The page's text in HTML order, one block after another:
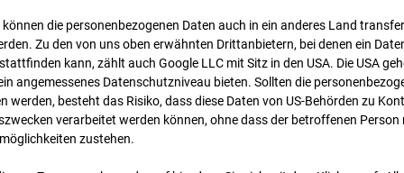
Bpl 5B – 96WE -
können die personenbezogenen Daten auch in ein anderes Land
Zu den von uns oben erwähnten Drittanbietern, bei denen ein
kann, zählt auch Google LLC mit Sitz in den USA. Die USA
angemessenes Datenschutzniveau bieten. Sollten die
werden, besteht das Risiko, dass diese Daten von US-Behörden zu
verarbeitet werden können, ohne dass der betroffenen Person
zustehen.